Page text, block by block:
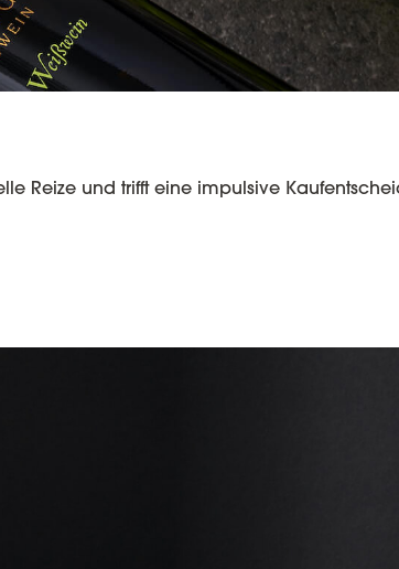
Reize und trifft eine impulsive